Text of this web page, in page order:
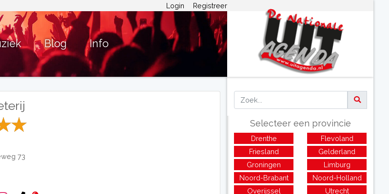
Login Registreer
Blog Info
73
Selecteer een provincie
Drenthe
Flevoland
Friesland
Gelderland
Groningen
Limburg
Noord-Brabant
Noord-Holland
Overijssel
Utrecht